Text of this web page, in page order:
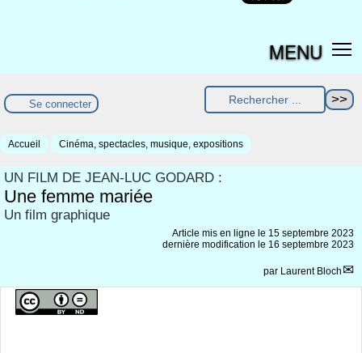
MENU
Se connecter
Accueil Cinéma, spectacles, musique, expositions
UN FILM DE JEAN-LUC GODARD :
Une femme mariée
Un film graphique
Article mis en ligne le 15 septembre 2023
dernière modification le 16 septembre 2023
par Laurent Bloch